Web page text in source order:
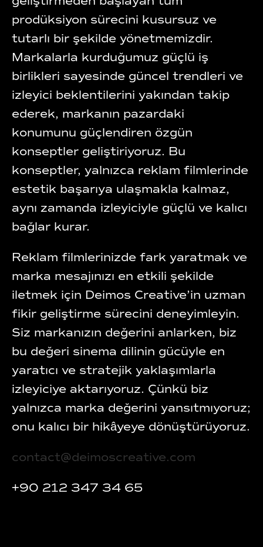
prodüksiyon sürecini kusursuz ve
tutarlı bir şekilde yönetmemizdir.
Markalarla kurduğumuz güçlü iş
birlikleri sayesinde güncel trendleri ve
izleyici beklentilerini yakından takip
ederek, markanın pazardaki
konumunu güçlendiren özgün
konseptler geliştiriyoruz. Bu
konseptler, yalnızca reklam filmlerinde
estetik başarıya ulaşmakla kalmaz,
aynı zamanda izleyiciyle güçlü ve kalıcı
bağlar kurar.
Reklam filmlerinizde fark yaratmak ve
marka mesajınızı en etkili şekilde
iletmek için Deimos Creative’in uzman
fikir geliştirme sürecini deneyimleyin.
Siz markanızın değerini anlarken, biz
bu değeri sinema dilinin gücüyle en
yaratıcı ve stratejik yaklaşımlarla
izleyiciye aktarıyoruz. Çünkü biz
yalnızca marka değerini yansıtmıyoruz;
onu kalıcı bir hikâyeye dönüştürüyoruz.
contact@deimoscreative.com
+90 212 347 34 65